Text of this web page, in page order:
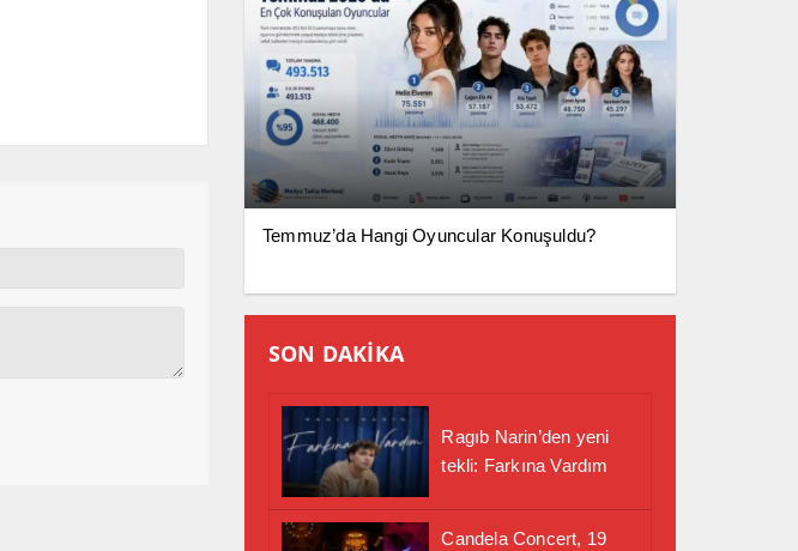
Temmuz’da Hangi Oyuncular Konuşuldu?
SON DAKİKA
Ragıb Narin’den yeni
tekli: Farkına Vardım
Candela Concert, 19